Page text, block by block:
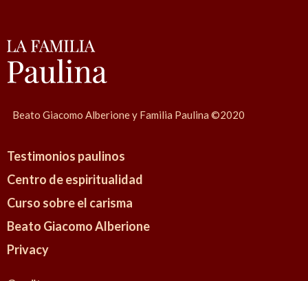
i
g
a
n
Beato Giacomo Alberione y Familia Paulina ©2020
Testimonios paulinos
Centro de espiritualidad
Curso sobre el carisma
Beato Giacomo Alberione
Privacy